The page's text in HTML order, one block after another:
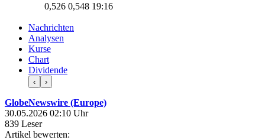
0,526 0,548 19:16
Nachrichten
Analysen
Kurse
Chart
Dividende
‹ ›
GlobeNewswire (Europe)
30.05.2026 02:10 Uhr
839 Leser
Artikel bewerten: